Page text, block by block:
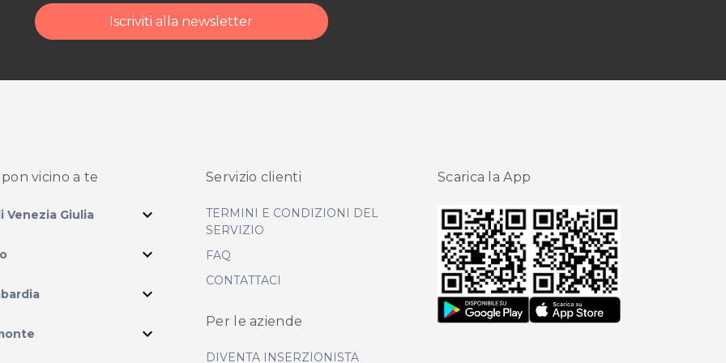
di acquisto scrivi
Iscriviti alla newsletter
vicino a te
Venezia Giulia expand_more
expand_more
expand_more
expand_more
Servizio clienti
TERMINI E CONDIZIONI DEL
SERVIZIO
FAQ
CONTATTACI
Per le aziende
DIVENTA INSERZIONISTA
Scarica la App